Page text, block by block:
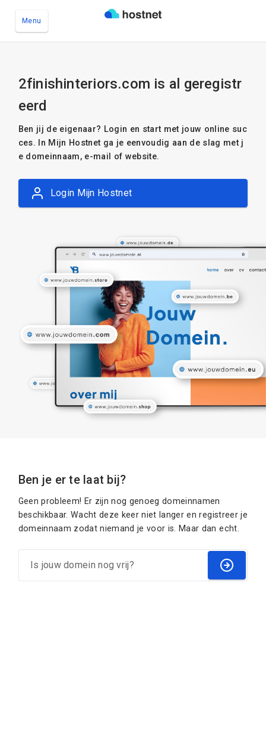
Menu
2finishinteriors.com is al geregistr
eerd
Ben jij de eigenaar? Login en start met jouw online suc
ces. In Mijn Hostnet ga je eenvoudig aan de slag met j
e domeinnaam, e-mail of website.
Login Mijn Hostnet
Ben je er te laat bij?
Geen probleem! Er zijn nog genoeg domeinnamen
beschikbaar. Wacht deze keer niet langer en registreer je
domeinnaam zodat niemand je voor is. Maar dan echt.